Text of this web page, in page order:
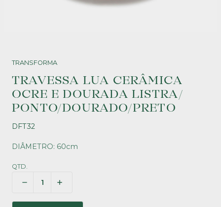
TRANSFORMA
TRAVESSA LUA CERÂMICA
OCRE E DOURADA LISTRA/
PONTO/DOURADO/PRETO
DFT32
DIÂMETRO: 60cm
QTD.